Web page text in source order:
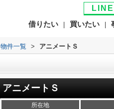
LINE
借りたい 買いたい
物件一覧 > アニメートＳ
アニメートＳ
所在地